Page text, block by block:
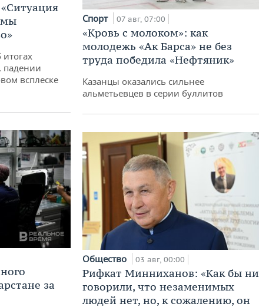
мы
падении
всплеске
за
Спорт 07 авг, 07:00
«Кровь с молоком»: как
молодежь «Ак Барса» не без
труда победила «Нефтяник»
Казанцы оказались сильнее
альметьевцев в серии буллитов
Общество 03 авг, 00:00
Рифкат Минниханов: «Как бы ни
говорили, что незаменимых
людей нет, но, к сожалению, он